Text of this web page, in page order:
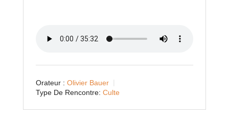
Orateur : Olivier Bauer
Type De Rencontre: Culte